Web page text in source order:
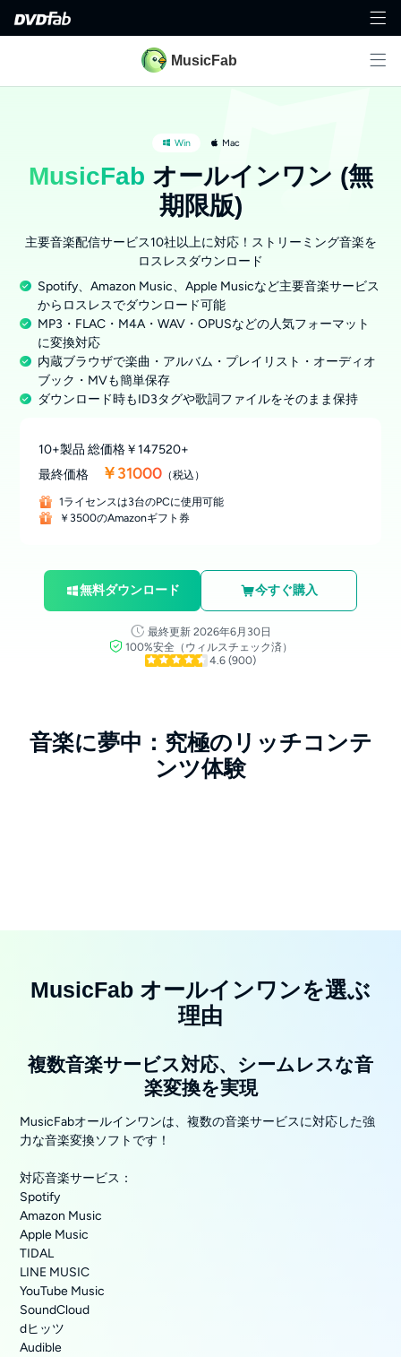
MusicFab
Win Mac
MusicFab オールインワン (無
期限版)
主要音楽配信サービス10社以上に対応！ストリーミング音楽を
ロスレスダウンロード
Spotify、Amazon Music、Apple Musicなど主要音楽サービス
からロスレスでダウンロード可能
MP3・FLAC・M4A・WAV・OPUSなどの人気フォーマット
に変換対応
内蔵ブラウザで楽曲・アルバム・プレイリスト・オーディオ
ブック・MVも簡単保存
ダウンロード時もID3タグや歌詞ファイルをそのまま保持
10+製品 総価格￥147520+
最終価格
￥31000 （税込）
1ライセンスは3台のPCに使用可能
￥3500のAmazonギフト券
無料ダウンロード 今すぐ購入
最終更新 2026年6月30日
100%安全（ウィルスチェック済）
4.6 (900)
音楽に夢中：究極のリッチコンテ
ンツ体験
MusicFab オールインワンを選ぶ
理由
複数音楽サービス対応、シームレスな音
楽変換を実現
MusicFabオールインワンは、複数の音楽サービスに対応した強
力な音楽変換ソフトです！
対応音楽サービス：
Spotify
Amazon Music
Apple Music
TIDAL
LINE MUSIC
YouTube Music
SoundCloud
dヒッツ
Audible